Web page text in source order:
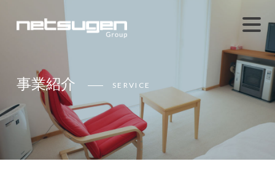
事業紹介 SERVICE